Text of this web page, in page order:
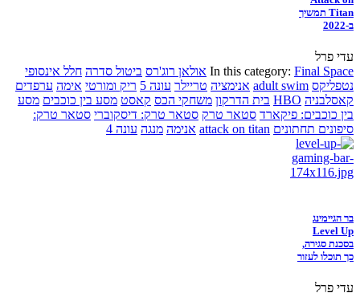
Titan תמשיך
ב-2022
עדי פרל
In this category: Final Space אולאן רוג'רס ביטול סדרה חלל אינסופי
נטפליקס adult swim אנימציה טריילר עונה 5 ריק ומורטי אימה ערפדים
קאסלבניה HBO בית הדרקון משחקי הכס קאסט מסע בין כוכבים מסע
בין כוכבים: פיקארד סטאר טרק סטאר טרק: דיסקוברי סטאר טרק:
סיפונים תחתונים attack on titan אנימה מנגה עונה 4
בר הגיימינג
Level Up
בסכנת סגירה,
כך תוכלו לעזור
עדי פרל